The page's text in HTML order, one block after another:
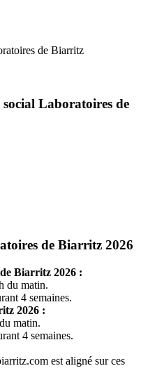
de Biarritz
social Laboratoires de
de Biarritz 2026
Biarritz 2026 :
du matin.
4 semaines.
2026 :
matin.
4 semaines.
est aligné sur ces